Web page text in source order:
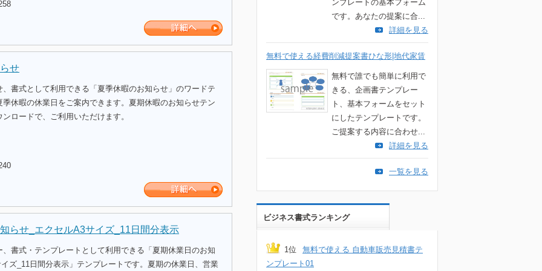
せ
書式として利用できる「夏季休暇のお知らせ」のワードテ
休暇の休業日をご案内できます。夏期休暇のお知らせテン
ロードで、ご利用いただけます。
らせ_エクセルA3サイズ_11日間分表示
書式・テンプレートとして利用できる「夏期休業日のお知
ズ_11日間分表示」テンプレートです。夏期の休業日、営業
ンプレートの基本フォーム
です。あなたの提案に合...
詳細を見る
無料で使える経費削減提案書ひな形|地代家賃
無料で誰でも簡単に利用で
きる、企画書テンプレー
ト、基本フォームをセット
にしたテンプレートです。
ご提案する内容に合わせ...
詳細を見る
一覧を見る
ビジネス書式ランキング
1位
無料で使える 自動車販売見積書テ
ンプレート01